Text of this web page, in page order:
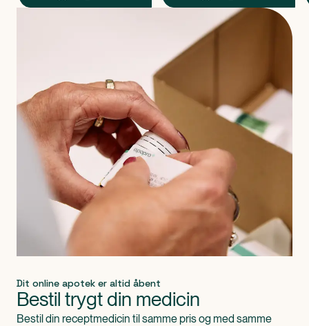
Dit online apotek er altid åbent
Bestil trygt din medicin
Bestil din receptmedicin til samme pris og med samme